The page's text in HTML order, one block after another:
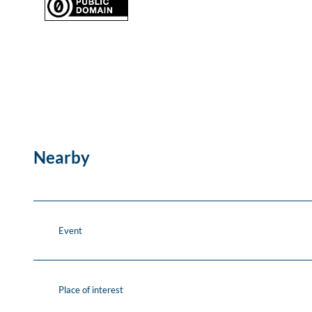
Nearby
Event
Place of interest